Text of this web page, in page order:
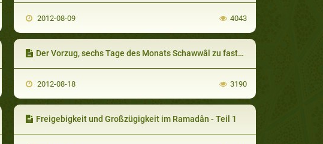
2012-08-09 4043
Der Vorzug, sechs Tage des Monats Schawwâl zu fasten
2012-08-18 3190
Freigebigkeit und Großzügigkeit im Ramadân - Teil 1